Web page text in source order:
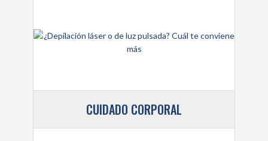
CUIDADO CORPORAL